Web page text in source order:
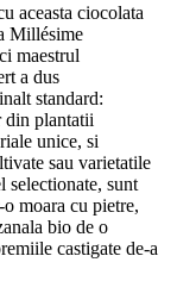
aceasta ciocolata
Millésime
maestrul
a dus
standard:
din plantatii
unice, si
sau varietatile
selectionate, sunt
moara cu pietre,
bio de o
castigate de-a